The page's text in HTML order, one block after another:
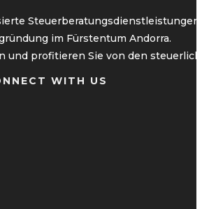
im Fürstentum Andorra.
profitieren Sie von den
WITH US